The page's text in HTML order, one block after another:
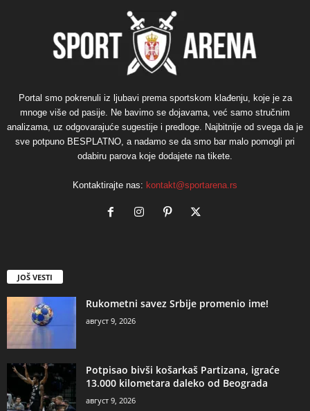
Portal smo pokrenuli iz ljubavi prema sportskom klađenju, koje je za
mnoge više od pasije. Ne bavimo se dojavama, već samo stručnim
analizama, uz odgovarajuće sugestije i predloge. Najbitnije od svega da je
sve potpuno BESPLATNO, a nadamo se da smo bar malo pomogli pri
odabiru parova koje dodajete na tikete.
Kontaktirajte nas: kontakt@sportarena.rs
JOŠ VESTI
Rukometni savez Srbije promenio ime!
август 9, 2026
Potpisao bivši košarkaš Partizana, igraće
13.000 kilometara daleko od Beograda
август 9, 2026